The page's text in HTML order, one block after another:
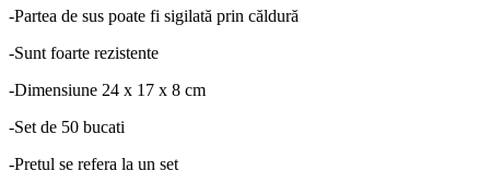
-Partea de sus poate fi sigilată prin căldură
-Sunt foarte rezistente
-Dimensiune 24 x 17 x 8 cm
-Set de 50 bucati
-Pretul se refera la un set